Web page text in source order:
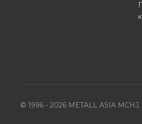
© 1996 - 2026 METALL ASIA